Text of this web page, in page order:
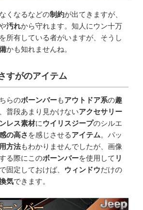
くなるなどの制約が出てきますが、
汚れから守れます。知人にウン十万
を所有している者がいますが、そうし
かも知れませんね。
すがのアイテム
らのボーンバーもアウトドア系の趣
普段あまり見かけないアクセサリー
レス素材にウイリスジープのシルエ
の高さ を感じさせるアイテム。パッ
方法もわかりませんでしたが、画像
る際にこのボーンバーを使用して リ
で固定しておけば、 ウィンドウだけの
気できます。